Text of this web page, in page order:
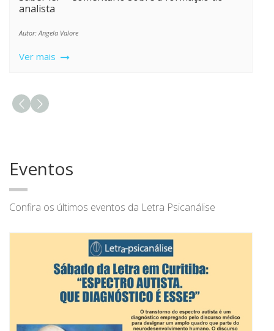
analista
Autor: Angela Valore
Ver mais
Eventos
Confira os últimos eventos da Letra Psicanálise